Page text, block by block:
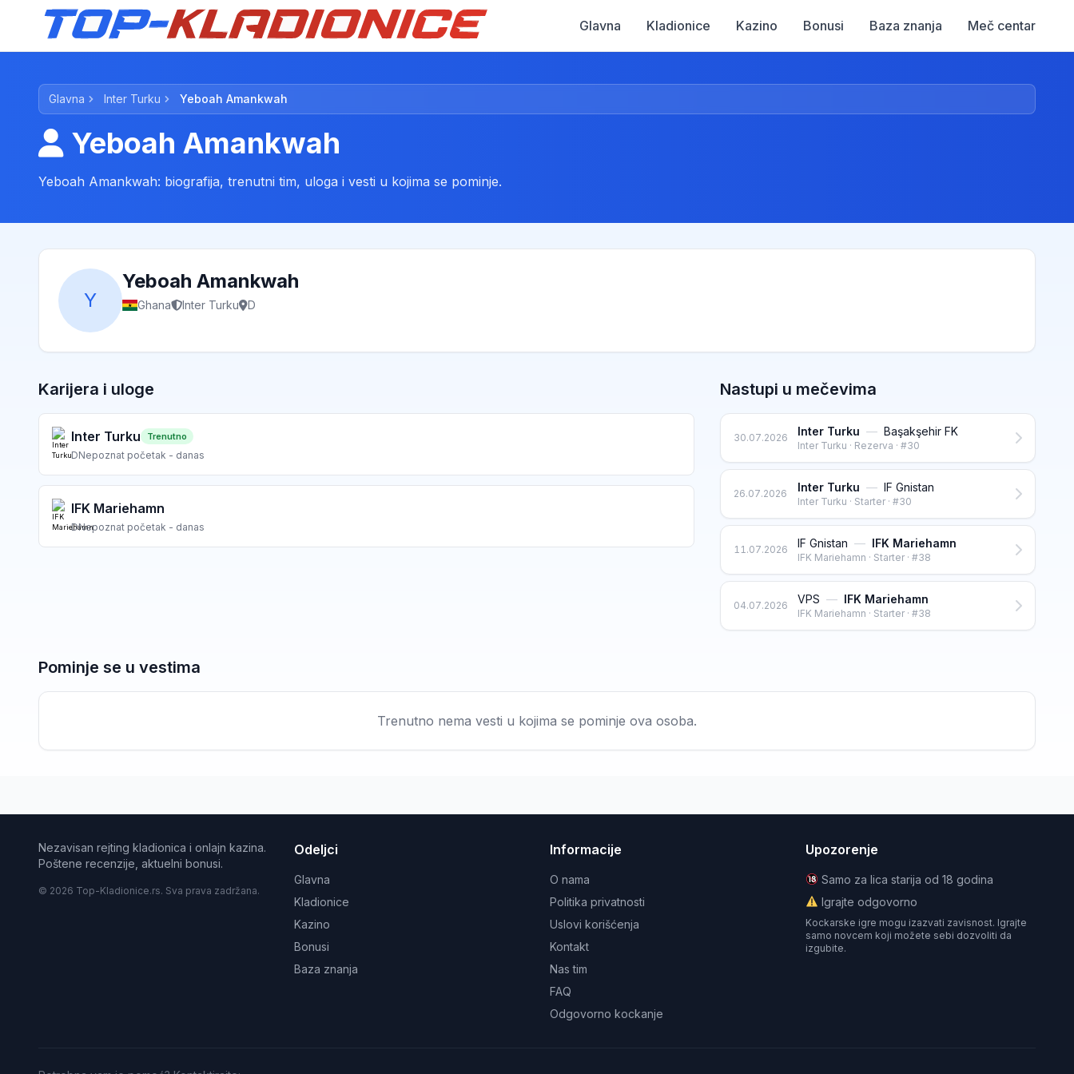
Glavna Kladionice Kazino Bonusi Baza znanja Meč centar
Glavna Inter Turku Yeboah Amankwah
Yeboah Amankwah
Yeboah Amankwah: biografija, trenutni tim, uloga i vesti u kojima se pominje.
Y
Yeboah Amankwah
Ghana Inter Turku D
Karijera i uloge
Inter Turku Trenutno
DNepoznat početak - danas
IFK Mariehamn
DNepoznat početak - danas
Nastupi u mečevima
30.07.2026 Inter Turku — Başakşehir FK
Inter Turku · Rezerva · #30
26.07.2026 Inter Turku — IF Gnistan
Inter Turku · Starter · #30
11.07.2026 IF Gnistan — IFK Mariehamn
IFK Mariehamn · Starter · #38
04.07.2026 VPS — IFK Mariehamn
IFK Mariehamn · Starter · #38
Pominje se u vestima
Trenutno nema vesti u kojima se pominje ova osoba.
Nezavisan rejting kladionica i onlajn kazina.
Poštene recenzije, aktuelni bonusi.
© 2026 Top-Kladionice.rs. Sva prava zadržana.
Odeljci
Glavna
Kladionice
Kazino
Bonusi
Baza znanja
Informacije
O nama
Politika privatnosti
Uslovi korišćenja
Kontakt
Nas tim
FAQ
Odgovorno kockanje
Upozorenje
Samo za lica starija od 18 godina
Igrajte odgovorno
Kockarske igre mogu izazvati zavisnost. Igrajte
samo novcem koji možete sebi dozvoliti da
izgubite.